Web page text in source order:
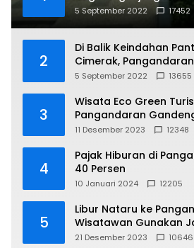
5 September 2022 17452
2
Di Balik Keindahan
Cimerak, Pangandaran
5 September 2022 13655
3
Wisata Eco Green
Pangandaran
11 Desember 2023 12348
4
Pajak Hiburan di
40 Persen
10 Januari 2024 12205
5
Libur Nataru ke
Wisatawan Gunakan
21 Desember 2023 10646